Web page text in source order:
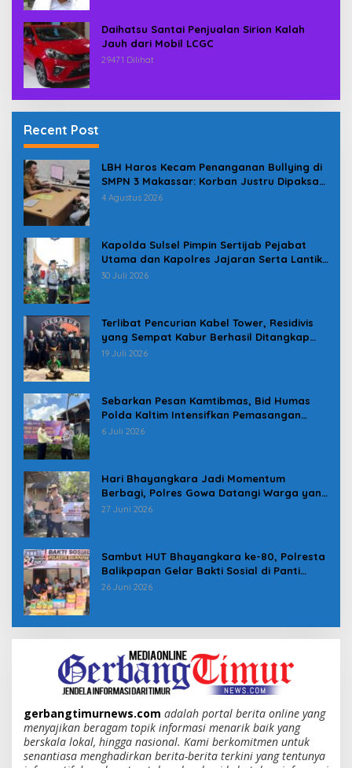
Daihatsu Santai Penjualan Sirion Kalah
Jauh dari Mobil LCGC
29471 Dilihat
Recent Post
LBH Haros Kecam Penanganan Bullying di
SMPN 3 Makassar: Korban Justru Dipaksa
Pindah
4 Agustus 2026
Kapolda Sulsel Pimpin Sertijab Pejabat
Utama dan Kapolres Jajaran Serta Lantik
Karolog dan Kapolresta Gowa
30 Juli 2026
Terlibat Pencurian Kabel Tower, Residivis
yang Sempat Kabur Berhasil Ditangkap
Tim Gabungan di Jeneponto
19 Juli 2026
Sebarkan Pesan Kamtibmas, Bid Humas
Polda Kaltim Intensifkan Pemasangan
Spanduk serta Pembagian Stiker
6 Juli 2026
Hari Bhayangkara Jadi Momentum
Berbagi, Polres Gowa Datangi Warga yang
Membutuhkan
27 Juni 2026
Sambut HUT Bhayangkara ke-80, Polresta
Balikpapan Gelar Bakti Sosial di Panti
Asuhan Jabal Rahmah
26 Juni 2026
gerbangtimurnews.com adalah portal berita online yang
menyajikan beragam topik informasi menarik baik yang
berskala lokal, hingga nasional. Kami berkomitmen untuk
senantiasa menghadirkan berita-berita terkini yang tentunya